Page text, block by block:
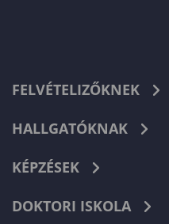
FELVÉTELIZŐKNEK
HALLGATÓKNAK
KÉPZÉSEK
DOKTORI ISKOLA